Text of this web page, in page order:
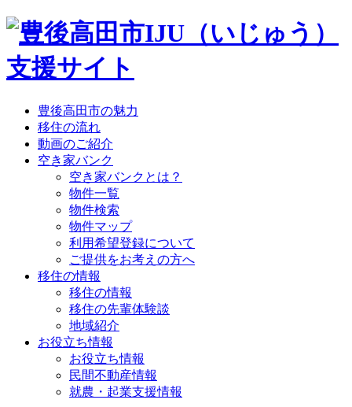
豊後高田市の魅力
移住の流れ
動画のご紹介
空き家バンク
空き家バンクとは？
物件一覧
物件検索
物件マップ
利用希望登録について
ご提供をお考えの方へ
移住の情報
移住の情報
移住の先輩体験談
地域紹介
お役立ち情報
お役立ち情報
民間不動産情報
就農・起業支援情報